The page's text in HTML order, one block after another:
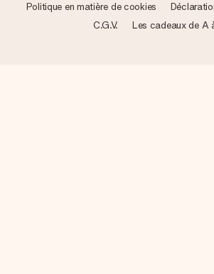
Politique en matière de cookies
C.G.V.
Les cadeaux de A